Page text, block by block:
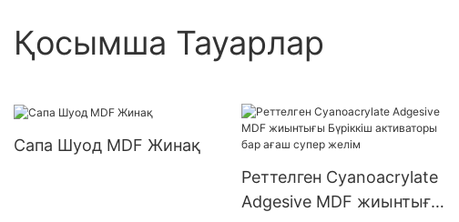
Қосымша Тауарлар
Сапа Шуод MDF Жинақ
Реттелген Cyanoacrylate
Adgesive MDF жиынтығы